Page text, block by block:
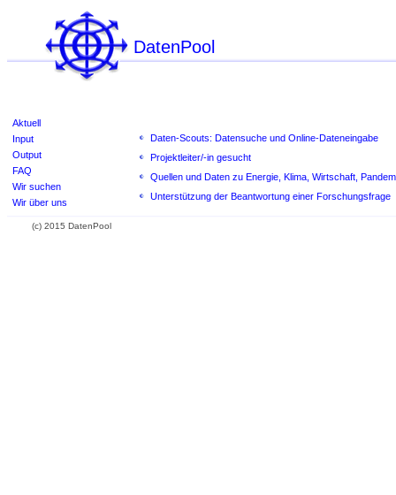
DatenPool
Aktuell
Input
Output
FAQ
Wir suchen
Wir über uns
Daten-Scouts: Datensuche und Online-Dateneingabe
Projektleiter/-in gesucht
Quellen und Daten zu Energie, Klima, Wirtschaft,
Unterstützung der Beantwortung einer Forschungsfrage
(c) 2015 DatenPool